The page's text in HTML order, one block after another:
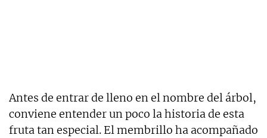
Antes de entrar de lleno en el nombre del árbol,
conviene entender un poco la historia de esta
fruta tan especial. El membrillo ha acompañado